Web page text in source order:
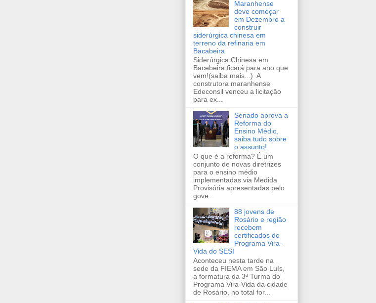
Maranhense
deve começar
em Dezembro a
construir
siderúrgica chinesa em
terreno da refinaria em
Bacabeira
Siderúrgica Chinesa em
Bacebeira ficará para ano que
vem!(saiba mais...) A
construtora maranhense
Edeconsil venceu a licitação
para ex...
Senado aprova a
Reforma do
Ensino Médio,
saiba tudo sobre
o assunto!
O que é a reforma? É um
conjunto de novas diretrizes
para o ensino médio
implementadas via Medida
Provisória apresentadas pelo
gove...
88 jovens de
Rosário e região
recebem
certificados do
Programa Vira-
Vida do SESI
Aconteceu nesta tarde na
sede da FIEMA em São Luís,
a formatura da 3ª Turma do
Programa Vira-Vida da cidade
de Rosário, no total for...